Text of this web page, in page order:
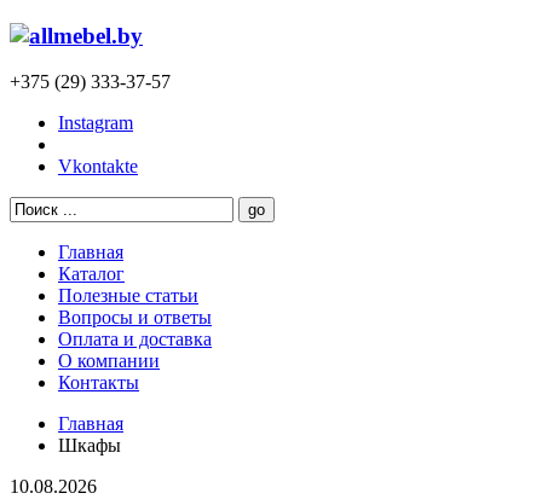
+375 (29) 333-37-57
Instagram
Vkontakte
Главная
Каталог
Полезные статьи
Вопросы и ответы
Оплата и доставка
О компании
Контакты
Главная
Шкафы
10.08.2026